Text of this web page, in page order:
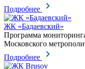
Подробнее
ЖК «Бадаевский»
Программа
Московского
Подробнее